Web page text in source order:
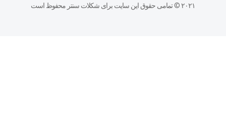
۲۰۲۱ © تمامی حقوق این سایت برای شکلات سنتر محفوظ است